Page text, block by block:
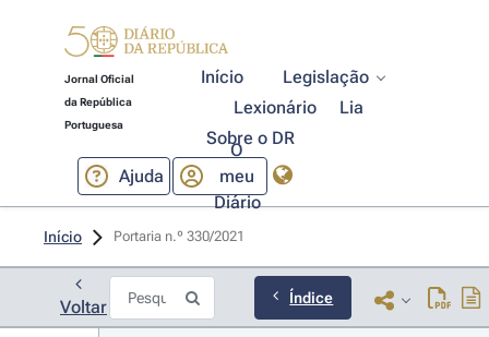
Jornal Oficial
da República
Portuguesa
Início
Legislação
Lexionário
Lia
Sobre o DR
Ajuda
O
meu
Diário
Início Portaria n.º 330/2021
Voltar Índice